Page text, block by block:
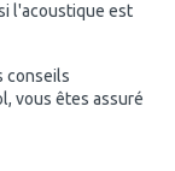
l'acoustique est
conseils
vous êtes assuré